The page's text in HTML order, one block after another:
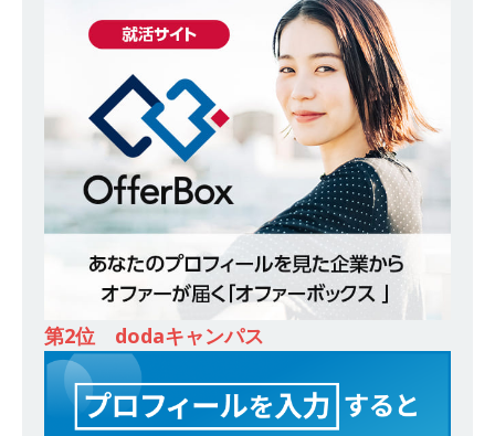
土日祝完全休み ｜ 売上高1,138億円 ｜ プライム
上場 ｜ 新電元工業
体育会積極採用企業
[ 2026年5月14日 ] 【 28卒 ｜ 適性検査合否免
除・面接確約!! ｜ 1dayインターンあり 】 東京勤
務限定 ｜ 世界No.1の不動産投資市場東京で投資
住宅販売をリードする企業 ｜ 土地仕入れから物
件販売までを担う ｜ 平均年収809万 ｜ 年間休日
130日・土日祝完全休み ｜ スタンダード上場 ｜
明豊エンタープライズ
除・面接確約!! ｜ 1dayインターンあり 】東京勤
第2位 dodaキャンパス